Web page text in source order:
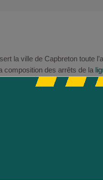
la ville de Capbreton toute
composition des arrêts de la
Ces lignes régulières,
Civelle (et son camping), la
assure à son tour une
dessert aussi les arrêts
(et son Skatepark),